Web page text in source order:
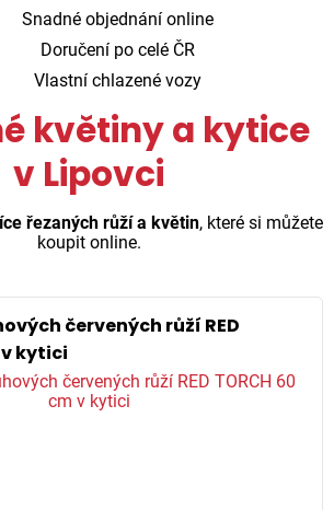
Snadné objednání online
Doručení po celé ČR
Vlastní chlazené vozy
květiny a kytice
v Lipovci
řezaných růží a květin, které si můžete
koupit online.
červených růží RED
v kytici